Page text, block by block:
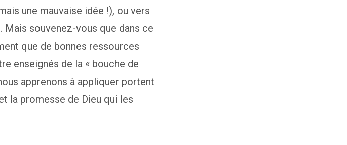
une mauvaise idée !), ou vers
souvenez-vous que dans ce
que de bonnes ressources
enseignés de la « bouche de
apprenons à appliquer portent
la promesse de Dieu qui les